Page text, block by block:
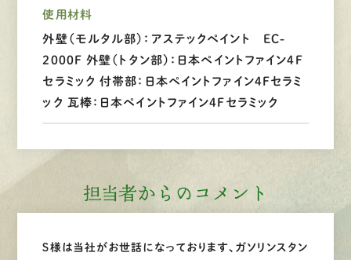
使用材料
外壁（モルタル部）：アステックペイント EC-
2000F 外壁（トタン部）：日本ペイントファイン4F
セラミック 付帯部：日本ペイントファイン4Fセラミ
ック 瓦棒：日本ペイントファイン4Fセラミック
担当者からのコメント
Ｓ様は当社がお世話になっております、ガソリンスタン